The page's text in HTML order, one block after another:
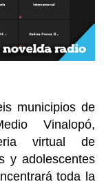
municipios de
Vinalopó,
virtual de
y adolescentes
toda la